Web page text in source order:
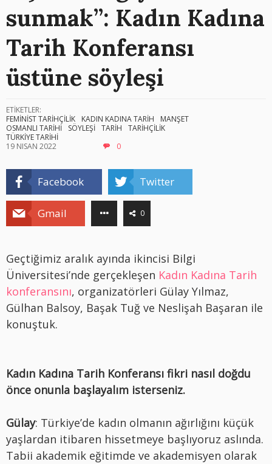
sunmak”: Kadın Kadına
Tarih Konferansı
üstüne söyleşi
ETİKETLER:
FEMİNİST TARİHÇİLİK
KADIN KADINA TARİH
MANŞET
OSMANLI TARİHİ
SÖYLEŞİ TARİH
TARİHÇİLİK
TÜRKİYE TARİHİ
19 NISAN 2022
0
Facebook Twitter
Gmail 0
Geçtiğimiz aralık ayında ikincisi Bilgi
Üniversitesi’nde gerçekleşen Kadın Kadına Tarih
konferansını, organizatörleri Gülay Yılmaz,
Gülhan Balsoy, Başak Tuğ ve Neslişah Başaran ile
konuştuk.
Kadın Kadına Tarih Konferansı fikri nasıl doğdu
önce onunla başlayalım isterseniz.
Gülay: Türkiye’de kadın olmanın ağırlığını küçük
yaşlardan itibaren hissetmeye başlıyoruz aslında.
Tabii akademik eğitimde ve akademisyen olarak